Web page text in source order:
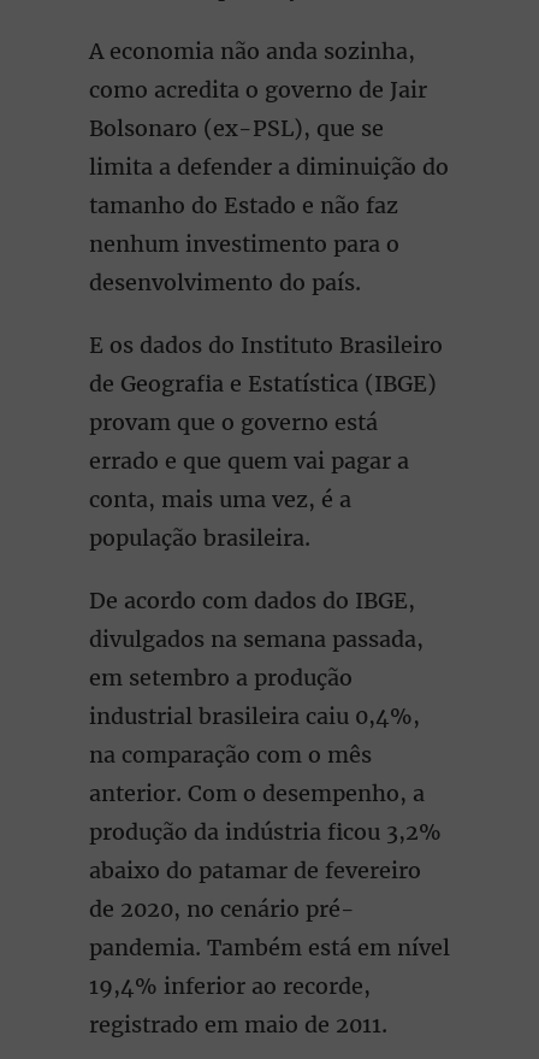
A economia não anda sozinha,
como acredita o governo de Jair
Bolsonaro (ex-PSL), que se
limita a defender a diminuição do
tamanho do Estado e não faz
nenhum investimento para o
desenvolvimento do país.
E os dados do Instituto Brasileiro
de Geografia e Estatística (IBGE)
provam que o governo está
errado e que quem vai pagar a
conta, mais uma vez, é a
população brasileira.
De acordo com dados do IBGE,
divulgados na semana passada,
em setembro a produção
industrial brasileira caiu 0,4%,
na comparação com o mês
anterior. Com o desempenho, a
produção da indústria ficou 3,2%
abaixo do patamar de fevereiro
de 2020, no cenário pré-
pandemia. Também está em nível
19,4% inferior ao recorde,
registrado em maio de 2011.